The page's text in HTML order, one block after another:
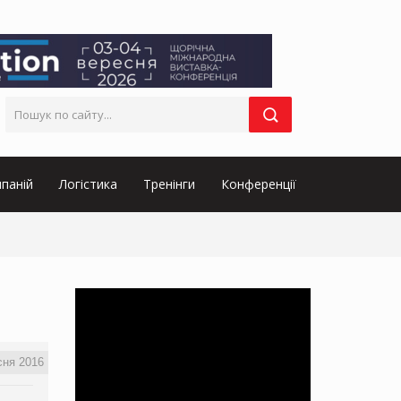
Логістика Тренінги Конференції
2016